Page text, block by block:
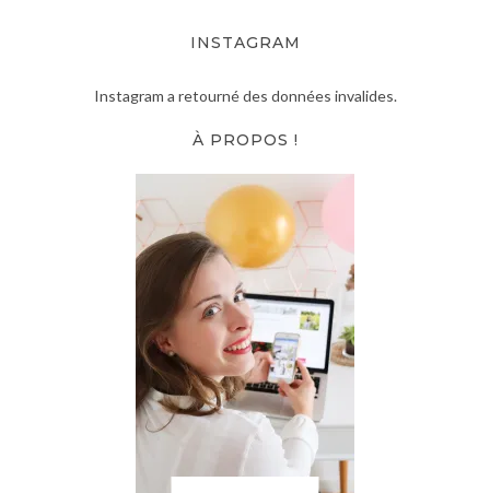
INSTAGRAM
Instagram a retourné des données invalides.
À PROPOS !